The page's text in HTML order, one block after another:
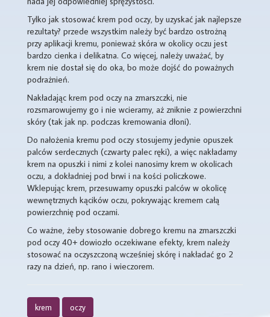
Tylko jak stosować krem pod oczy, by uzyskać jak najlepsze
rezultaty? przede wszystkim należy być bardzo ostrożną
przy aplikacji kremu, ponieważ skóra w okolicy oczu jest
bardzo cienka i delikatna. Co więcej, należy uważać, by
krem nie dostał się do oka, bo może dojść do poważnych
podrażnień.
Nakładając krem pod oczy na zmarszczki, nie
rozsmarowujemy go i nie wcieramy, aż zniknie z powierzchni
skóry (tak jak np. podczas kremowania dłoni).
Do nałożenia kremu pod oczy stosujemy jedynie opuszek
palców serdecznych (czwarty palec ręki), a więc nakładamy
krem na opuszki i nimi z kolei nanosimy krem w okolicach
oczu, a dokładniej pod brwi i na kości policzkowe.
Wklepując krem, przesuwamy opuszki palców w okolicę
wewnętrznych kącików oczu, pokrywając kremem całą
powierzchnię pod oczami.
Co ważne, żeby stosowanie dobrego kremu na zmarszczki
pod oczy 40+ dowiozło oczekiwane efekty, krem należy
stosować na oczyszczoną wcześniej skórę i nakładać go 2
razy na dzień, np. rano i wieczorem.
krem oczy